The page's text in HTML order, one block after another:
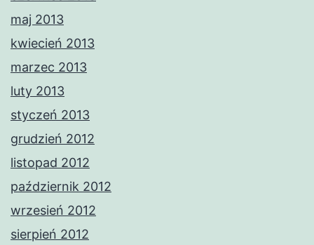
maj 2013
kwiecień 2013
marzec 2013
luty 2013
styczeń 2013
grudzień 2012
listopad 2012
październik 2012
wrzesień 2012
sierpień 2012